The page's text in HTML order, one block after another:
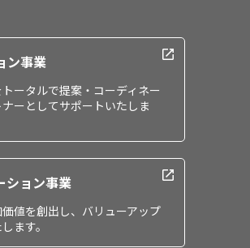
ン事業
ータルで提案・コーディネー
ーとしてサポートいたしま
ション事業
値を創出し、バリューアップ
ます。